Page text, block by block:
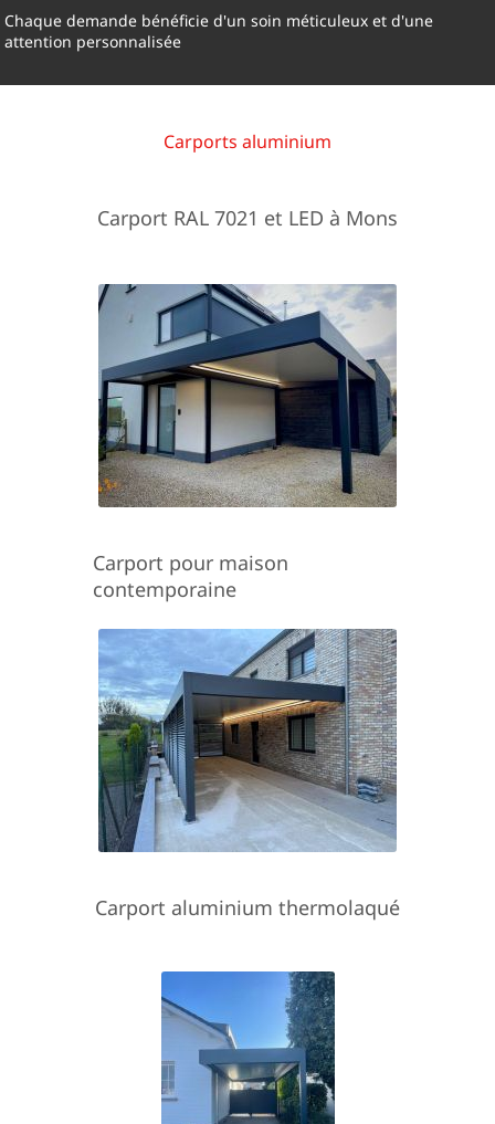
Chaque demande bénéficie d'un soin méticuleux et d'une
attention personnalisée
Carports aluminium
Carport RAL 7021 et LED à Mons
Carport pour maison
contemporaine
Carport aluminium thermolaqué